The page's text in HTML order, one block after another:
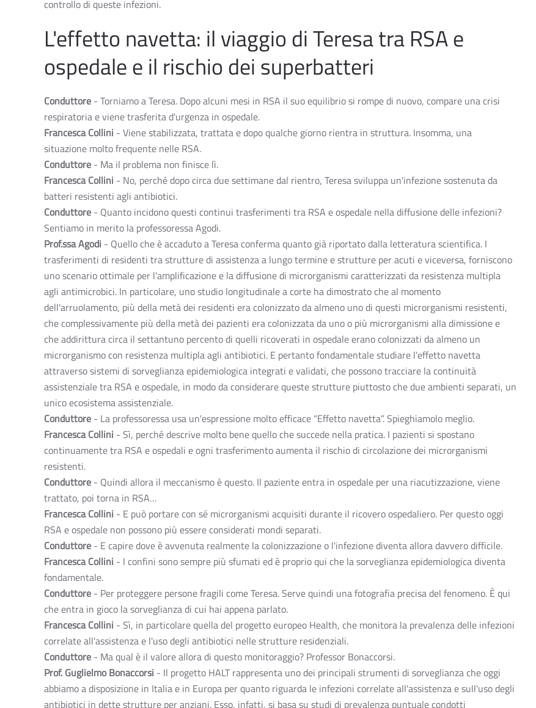
controllo di queste infezioni.
L'effetto navetta: il viaggio di Teresa tra RSA e
ospedale e il rischio dei superbatteri
Conduttore - Torniamo a Teresa. Dopo alcuni mesi in RSA il suo equilibrio si rompe di nuovo, compare una crisi
respiratoria e viene trasferita d'urgenza in ospedale.
Francesca Collini - Viene stabilizzata, trattata e dopo qualche giorno rientra in struttura. Insomma, una
situazione molto frequente nelle RSA.
Conduttore - Ma il problema non finisce lì.
Francesca Collini - No, perché dopo circa due settimane dal rientro, Teresa sviluppa un'infezione sostenuta da
batteri resistenti agli antibiotici.
Conduttore - Quanto incidono questi continui trasferimenti tra RSA e ospedale nella diffusione delle infezioni?
Sentiamo in merito la professoressa Agodi.
Prof.ssa Agodi - Quello che è accaduto a Teresa conferma quanto già riportato dalla letteratura scientifica. I
trasferimenti di residenti tra strutture di assistenza a lungo termine e strutture per acuti e viceversa, forniscono
uno scenario ottimale per l'amplificazione e la diffusione di microrganismi caratterizzati da resistenza multipla
agli antimicrobici. In particolare, uno studio longitudinale a corte ha dimostrato che al momento
dell'arruolamento, più della metà dei residenti era colonizzato da almeno uno di questi microrganismi resistenti,
che complessivamente più della metà dei pazienti era colonizzata da uno o più microrganismi alla dimissione e
che addirittura circa il settantuno percento di quelli ricoverati in ospedale erano colonizzati da almeno un
microrganismo con resistenza multipla agli antibiotici. E pertanto fondamentale studiare l'effetto navetta
attraverso sistemi di sorveglianza epidemiologica integrati e validati, che possono tracciare la continuità
assistenziale tra RSA e ospedale, in modo da considerare queste strutture piuttosto che due ambienti separati, un
unico ecosistema assistenziale.
Conduttore - La professoressa usa un'espressione molto efficace “Effetto navetta”. Spieghiamolo meglio.
Francesca Collini - Sì, perché descrive molto bene quello che succede nella pratica. I pazienti si spostano
continuamente tra RSA e ospedali e ogni trasferimento aumenta il rischio di circolazione dei microrganismi
resistenti.
Conduttore - Quindi allora il meccanismo è questo. Il paziente entra in ospedale per una riacutizzazione, viene
trattato, poi torna in RSA…
Francesca Collini - E può portare con sé microrganismi acquisiti durante il ricovero ospedaliero. Per questo oggi
RSA e ospedale non possono più essere considerati mondi separati.
Conduttore - E capire dove è avvenuta realmente la colonizzazione o l'infezione diventa allora davvero difficile.
Francesca Collini - I confini sono sempre più sfumati ed è proprio qui che la sorveglianza epidemiologica diventa
fondamentale.
Conduttore - Per proteggere persone fragili come Teresa. Serve quindi una fotografia precisa del fenomeno. È qui
che entra in gioco la sorveglianza di cui hai appena parlato.
Francesca Collini - Sì, in particolare quella del progetto europeo Health, che monitora la prevalenza delle infezioni
correlate all'assistenza e l'uso degli antibiotici nelle strutture residenziali.
Conduttore - Ma qual è il valore allora di questo monitoraggio? Professor Bonaccorsi.
Prof. Guglielmo Bonaccorsi - Il progetto HALT rappresenta uno dei principali strumenti di sorveglianza che oggi
abbiamo a disposizione in Italia e in Europa per quanto riguarda le infezioni correlate all'assistenza e sull'uso degli
antibiotici in dette strutture per anziani. Esso, infatti, si basa su studi di prevalenza puntuale condotti